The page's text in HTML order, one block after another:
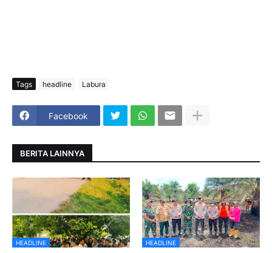
Tags headline Labura
Facebook
BERITA LAINNYA
HEADLINE HEADLINE